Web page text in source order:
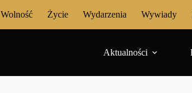
Wolność Życie Wydarzenia Wywiady
Aktualności